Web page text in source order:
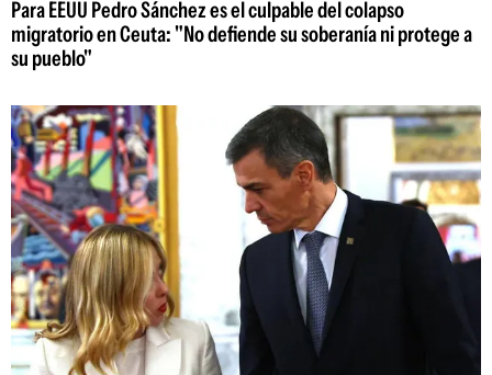
Para EEUU Pedro Sánchez es el culpable del colapso
migratorio en Ceuta: "No defiende su soberanía ni protege a
su pueblo"